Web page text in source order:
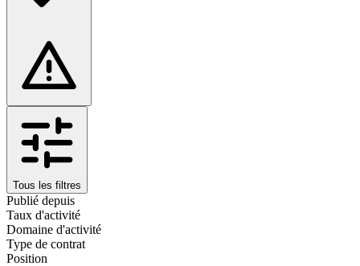
Tous les filtres
Publié depuis
Taux d'activité
Domaine d'activité
Type de contrat
Position